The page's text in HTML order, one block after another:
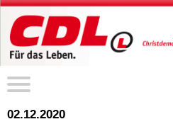
02.12.2020